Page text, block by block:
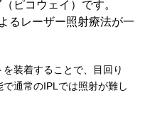
ピコウェイ）です。
るレーザー照射療法が一
装着することで、目回り
で通常のIPLでは照射が難し